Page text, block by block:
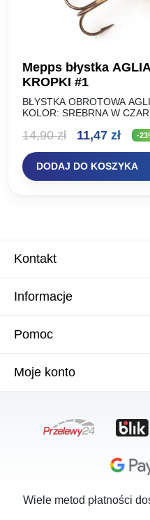
Mepps błystka
KROPKI #1
BŁYSTKA OBROTOWA
KOLOR: SREBRNA W
14,90zł
Pierwotna
cena
wynosiła:
11,47 zł
cena
-
DODAJ DO KOSZYKA
Kontakt
Informacje
Pomoc
Moje konto
Wiele metod płatności